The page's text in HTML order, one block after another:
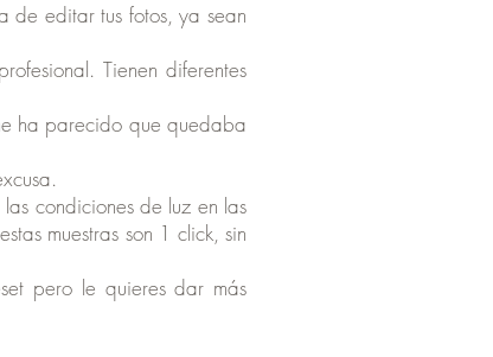
de editar tus fotos, ya sean
Tienen diferentes
ha parecido que quedaba
condiciones de luz en las
muestras son 1 click, sin
pero le quieres dar más